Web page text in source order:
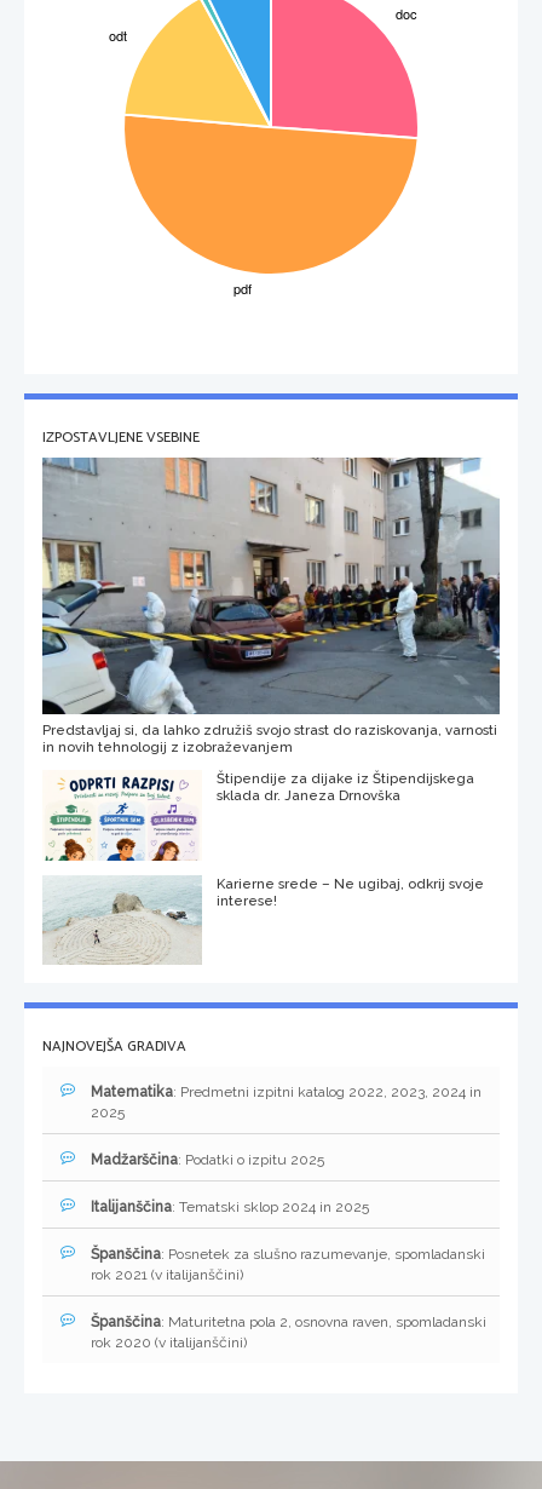
IZPOSTAVLJENE VSEBINE
Predstavljaj si, da lahko združiš svojo strast do raziskovanja, varnosti
in novih tehnologij z izobraževanjem
Štipendije za dijake iz Štipendijskega
sklada dr. Janeza Drnovška
Karierne srede – Ne ugibaj, odkrij svoje
interese!
NAJNOVEJŠA GRADIVA
Matematika: Predmetni izpitni katalog 2022, 2023, 2024 in
2025
Madžarščina: Podatki o izpitu 2025
Italijanščina: Tematski sklop 2024 in 2025
Španščina: Posnetek za slušno razumevanje, spomladanski
rok 2021 (v italijanščini)
Španščina: Maturitetna pola 2, osnovna raven, spomladanski
rok 2020 (v italijanščini)